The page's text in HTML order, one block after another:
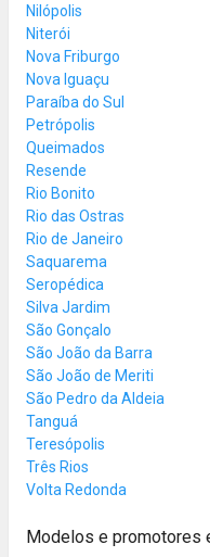
Nilópolis
Niterói
Nova Friburgo
Nova Iguaçu
Paraíba do Sul
Petrópolis
Queimados
Resende
Rio Bonito
Rio das Ostras
Rio de Janeiro
Saquarema
Seropédica
Silva Jardim
São Gonçalo
São João da Barra
São João de Meriti
São Pedro da Aldeia
Tanguá
Teresópolis
Três Rios
Volta Redonda
Modelos e promotores